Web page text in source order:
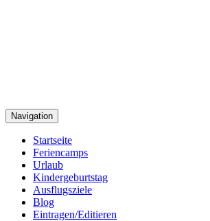
Navigation
Startseite
Feriencamps
Urlaub
Kindergeburtstag
Ausflugsziele
Blog
Eintragen/Editieren